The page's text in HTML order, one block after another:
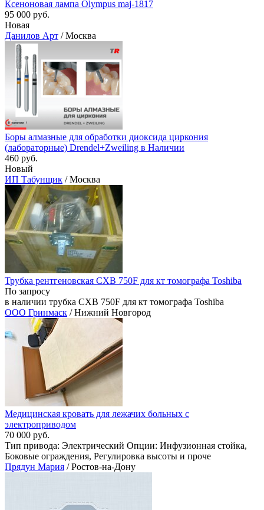
Ксеноновая лампа Olympus maj-1817
95 000 руб.
Новая
Данилов Арт / Москва
Боры алмазные для обработки диоксида циркония
(лабораторные) Drendel+Zweiling в Наличии
460 руб.
Новый
ИП Табунщик / Москва
Трубка рентгеновская CXB 750F для кт томографа Toshiba
По запросу
в наличии трубка CXB 750F для кт томографа Toshiba
ООО Гринмаск / Нижний Новгород
Медицинская кровать для лежачих больных с
электроприводом
70 000 руб.
Тип привода: Электрический Опции: Инфузионная стойка,
Боковые ограждения, Регулировка высоты и проче
Прядун Мария / Ростов-на-Дону